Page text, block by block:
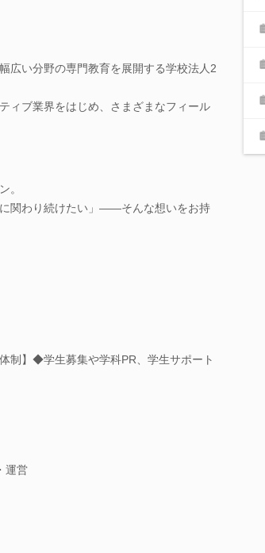
広い分野の専門教育を展開する学校法人2
ィブ業界をはじめ、さまざまなフィール
。
に関わり続けたい」――そんな想いをお持
制】◆学生募集や学科PR、学生サポート
運営